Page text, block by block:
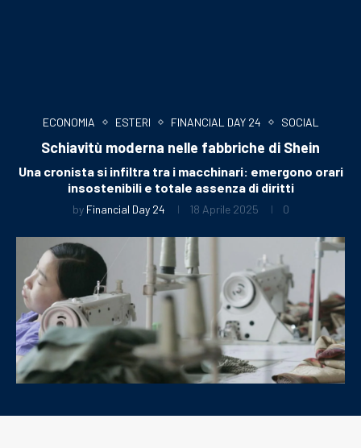
ECONOMIA ESTERI FINANCIAL DAY 24 SOCIAL
Schiavitù moderna nelle fabbriche di Shein
Una cronista si infiltra tra i macchinari: emergono orari
insostenibili e totale assenza di diritti
by Financial Day 24 18 Aprile 2025 0